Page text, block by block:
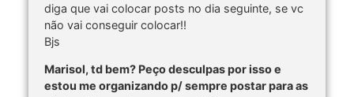
diga que vai colocar posts no dia seguinte, se vc
não vai conseguir colocar!!
Bjs
Marisol, td bem? Peço desculpas por isso e
estou me organizando p/ sempre postar para as